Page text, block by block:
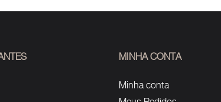
MINHA CONTA
Minha conta